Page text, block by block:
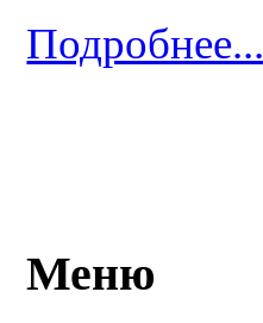
Подробнее...
Меню